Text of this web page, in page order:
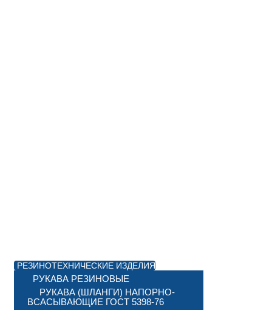
РЕЗИНОТЕХНИЧЕСКИЕ ИЗДЕЛИЯ
РУКАВА РЕЗИНОВЫЕ
РУКАВА (ШЛАНГИ) НАПОРНО-
ВСАСЫВАЮЩИЕ ГОСТ 5398-76